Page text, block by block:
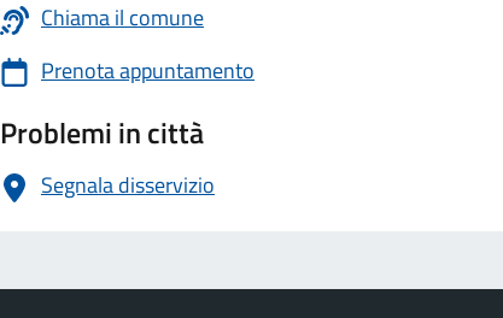
Chiama il comune
Prenota appuntamento
Problemi in città
Segnala disservizio